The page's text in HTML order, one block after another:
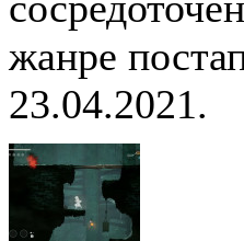
жанре
23.04.2021.